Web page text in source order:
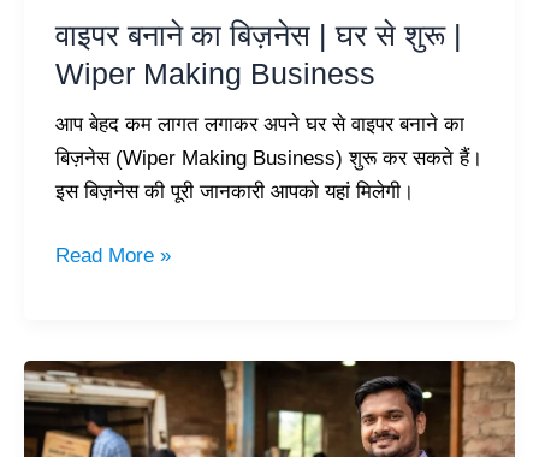
वाइपर बनाने का बिज़नेस | घर से शुरू |
Wiper Making Business
आप बेहद कम लागत लगाकर अपने घर से वाइपर बनाने का
बिज़नेस (Wiper Making Business) शुरू कर सकते हैं।
इस बिज़नेस की पूरी जानकारी आपको यहां मिलेगी।
Making
Business
Read More »
Dhoop
Batti
Bussiness